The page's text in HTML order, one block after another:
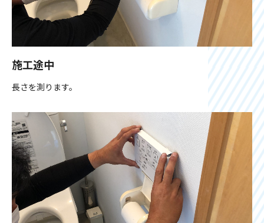
施工途中
長さを測ります。